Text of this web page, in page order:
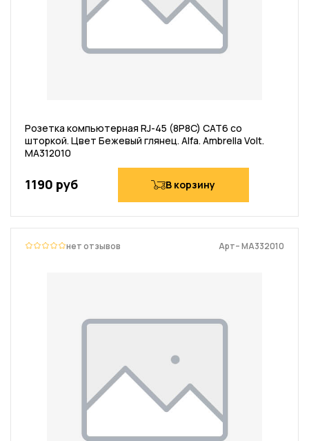
Розетка компьютерная RJ-45 (8P8C) CAT6 со
шторкой. Цвет Бежевый глянец. Alfa. Ambrella Volt.
MA312010
1190 руб В корзину
нет отзывов Арт– MA332010